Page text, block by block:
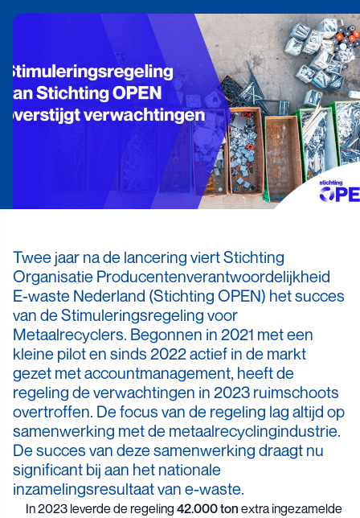
Twee jaar na de lancering viert Stichting
Organisatie Producentenverantwoordelijkheid
E-waste Nederland (Stichting OPEN) het succes
van de Stimuleringsregeling voor
Metaalrecyclers. Begonnen in 2021 met een
kleine pilot en sinds 2022 actief in de markt
gezet met accountmanagement, heeft de
regeling de verwachtingen in 2023 ruimschoots
overtroffen. De focus van de regeling lag altijd op
samenwerking met de metaalrecyclingindustrie.
De succes van deze samenwerking draagt nu
significant bij aan het nationale
inzamelingsresultaat van e-waste.
In 2023 leverde de regeling 42.000 ton extra ingezamelde